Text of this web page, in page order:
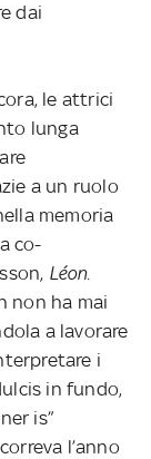
dai
le attrici
lunga
a un ruolo
memoria
co-
Léon.
non ha mai
a lavorare
i
in fundo,
is”
l’anno